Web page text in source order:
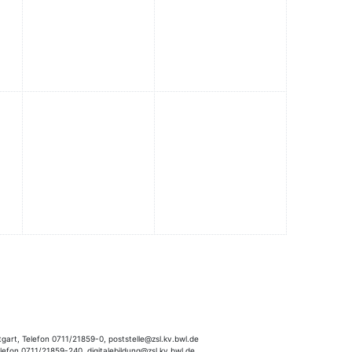
Telefon 0711/21859-0, poststelle@zsl.kv.bwl.de